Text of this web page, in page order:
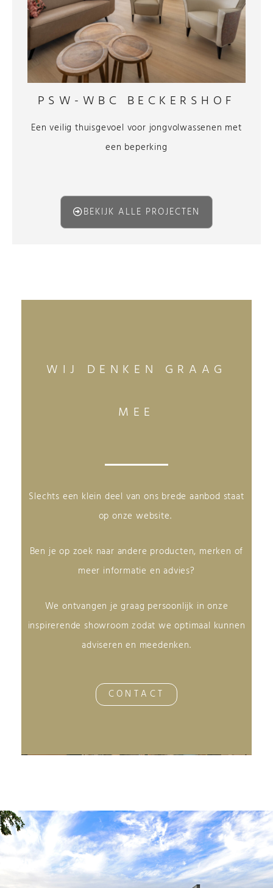
PSW-WBC BECKERSHOF
Een veilig thuisgevoel voor jongvolwassenen met
een beperking
BEKIJK ALLE PROJECTEN
WIJ DENKEN GRAAG
MEE
Slechts een klein deel van ons brede aanbod staat
op onze website.
Ben je op zoek naar andere producten, merken of
meer informatie en advies?
We ontvangen je graag persoonlijk in onze
inspirerende showroom zodat we optimaal kunnen
adviseren en meedenken.
CONTACT